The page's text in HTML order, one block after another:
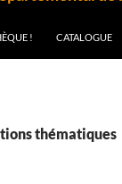
! CATALOGUE
thématiques